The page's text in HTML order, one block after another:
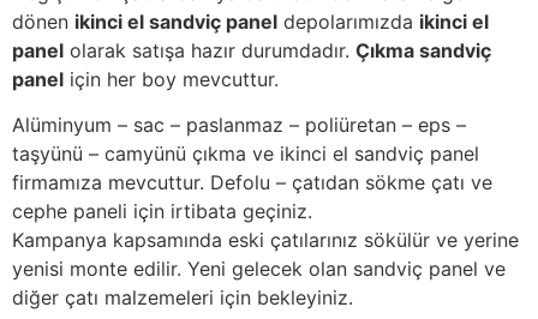
dönen ikinci el sandviç panel depolarımızda ikinci el
panel olarak satışa hazır durumdadır. Çıkma sandviç
panel için her boy mevcuttur.
Alüminyum – sac – paslanmaz – poliüretan – eps –
taşyünü – camyünü çıkma ve ikinci el sandviç panel
firmamıza mevcuttur. Defolu – çatıdan sökme çatı ve
cephe paneli için irtibata geçiniz.
Kampanya kapsamında eski çatılarınız sökülür ve yerine
yenisi monte edilir. Yeni gelecek olan sandviç panel ve
diğer çatı malzemeleri için bekleyiniz.